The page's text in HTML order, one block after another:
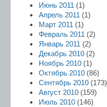
Июнь 2011 (1)
Апрель 2011 (1)
Март 2011 (1)
Февраль 2011 (2)
Январь 2011 (2)
Декабрь 2010 (2)
Ноябрь 2010 (1)
Октябрь 2010 (86)
Сентябрь 2010 (173)
Август 2010 (159)
Июль 2010 (146)